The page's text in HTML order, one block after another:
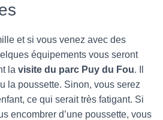
et si vous venez avec des
équipements vous seront
la visite du parc Puy du Fou. Il
la poussette. Sinon, vous serez
ce qui serait très fatigant. Si
encombrer d’une poussette, vous